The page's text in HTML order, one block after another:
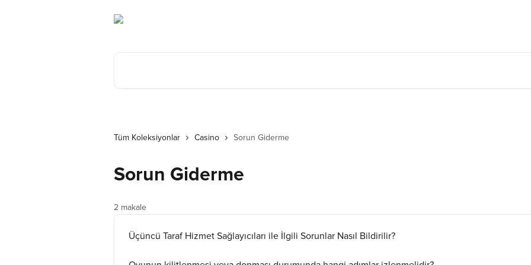
Tüm Koleksiyonlar Casino Sorun Giderme
Sorun Giderme
2 makale
Üçüncü Taraf Hizmet Sağlayıcıları ile İlgili Sorunlar Nasıl Bildirilir?